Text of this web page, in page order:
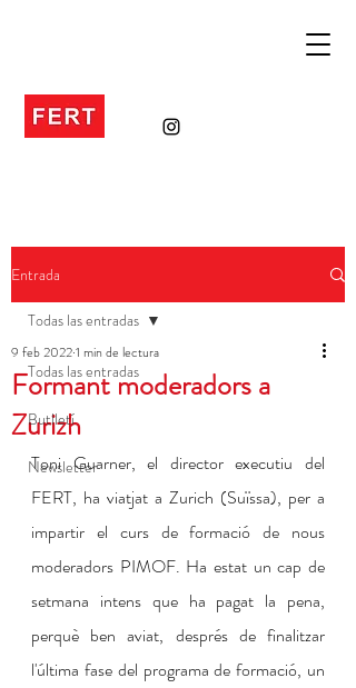
Entrada
Todas las entradas
Butlletí
Newsletter
Todas las entradas
Formant moderadors a
Zurizh
9 feb 20221 min de lectura
Toni Guarner, el director executiu del
FERT, ha viatjat a Zurich (Suïssa), per a
impartir el curs de formació de nous
moderadors PIMOF. Ha estat un cap de
setmana intens que ha pagat la pena,
perquè ben aviat, després de finalitzar
l'última fase del programa de formació, un